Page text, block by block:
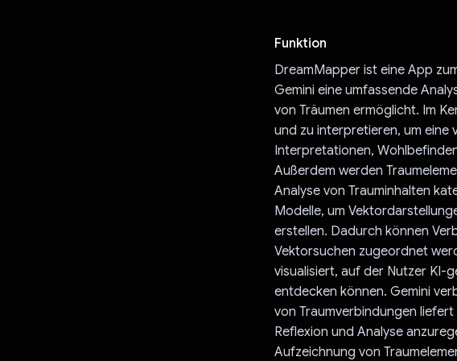
Funktion
DreamMapper ist eine App
Gemini eine umfassende
von Träumen ermöglicht. Im
und zu interpretieren, um eine
Interpretationen,
Außerdem werden
Analyse von Trauminhalten
Modelle, um
erstellen. Dadurch können
Vektorsuchen zugeordnet
visualisiert, auf der Nutzer KI-
entdecken können. Gemini
von Traumverbindungen
Reflexion und Analyse
Aufzeichnung von